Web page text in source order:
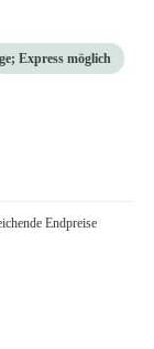
Express möglich
Endpreise